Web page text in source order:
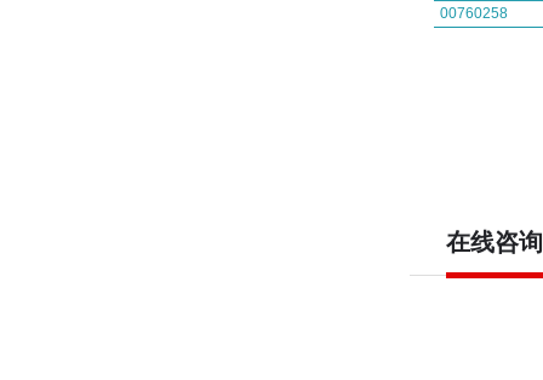
00760258
在线咨询